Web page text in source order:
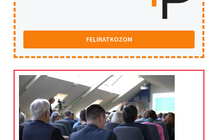
FELIRATKOZOM